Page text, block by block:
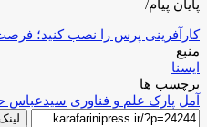
پایان پیام/
کارآفرینی پرس را نصب کنید؛
منبع
ایسنا
برچسب ها
آمل پارک علم و فناوری سیدعباس